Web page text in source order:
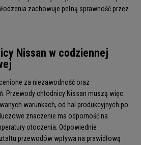
zachowuje pełną sprawność przez
Nissan w codziennej
za niezawodność oraz
Przewody chłodnicy Nissan muszą więc
warunkach, od hal produkcyjnych po
znaczenie ma odporność na
otoczenia. Odpowiednie
przewodów wpływa na prawidłową